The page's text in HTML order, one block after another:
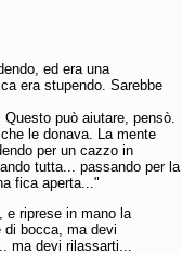
ed era una
era stupendo. Sarebbe
può aiutare, pensò.
le donava. La mente
per un cazzo in
tutta... passando per la
fica aperta..."
e riprese in mano la
bocca, ma devi
ma devi rilassarti...